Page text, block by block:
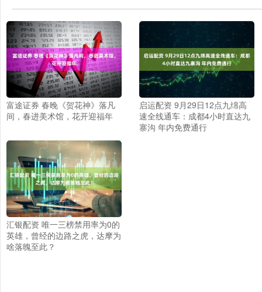
富途证券 春晚《贺花神》落凡
间，春进美术馆，花开迎福年
启运配资 9月29日12点九绵高
速全线通车：成都4小时直达九
寨沟 年内免费通行
汇银配资 唯一三榜禁用率为0的
英雄，曾经的边路之虎，达摩为
啥落魄至此？